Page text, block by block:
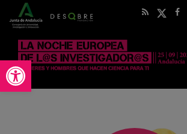
Abrir barra de herramientas